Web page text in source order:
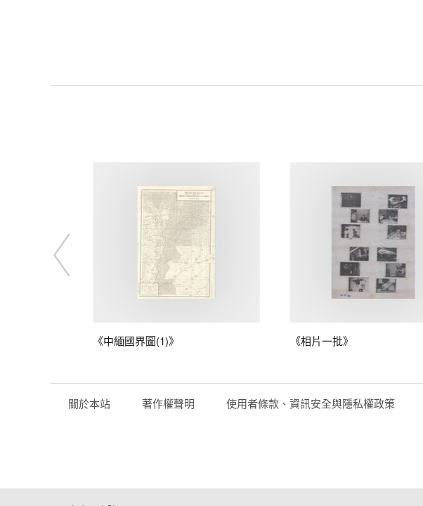
《中緬國界圖(1)》 《相片一批》
關於本站 著作權聲明 使用者條款、資訊安全與隱私權政策